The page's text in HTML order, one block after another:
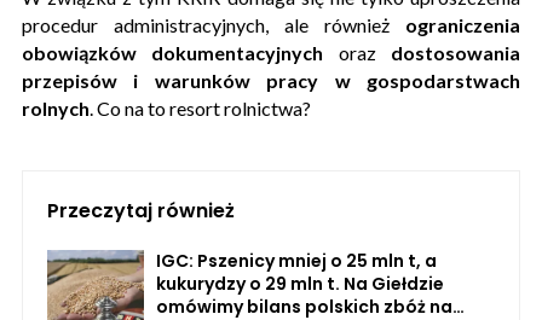
procedur administracyjnych, ale również ograniczenia
obowiązków dokumentacyjnych orazdostosowania
przepisów i warunków pracy w gospodarstwach
rolnych. Co na to resort rolnictwa?
Przeczytaj również
IGC: Pszenicy mniej o 25 mln t, a
kukurydzy o 29 mln t. Na Giełdzie
omówimy bilans polskich zbóż na